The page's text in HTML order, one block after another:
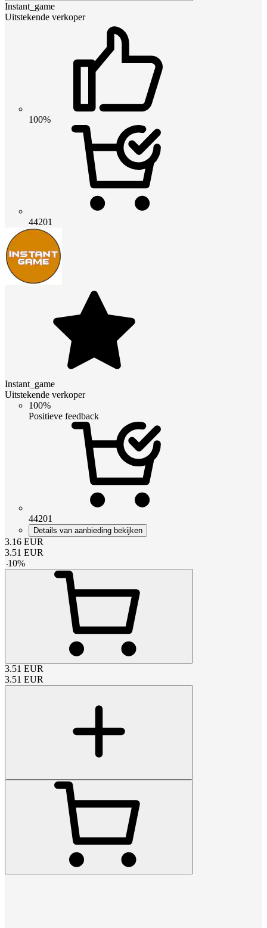
Instant_game
Uitstekende verkoper
100%
44201
Instant_game
Uitstekende verkoper
100%
Positieve feedback
44201
Details van aanbieding bekijken
3.16 EUR
3.51 EUR
-10%
3.51 EUR
3.51 EUR